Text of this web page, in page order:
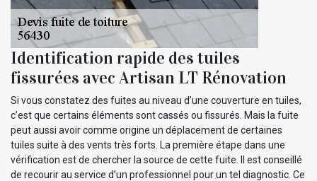
Identification rapide des tuiles
fissurées avec Artisan LT Rénovation
Si vous constatez des fuites au niveau d’une couverture en tuiles,
c’est que certains éléments sont cassés ou fissurés. Mais la fuite
peut aussi avoir comme origine un déplacement de certaines
tuiles suite à des vents très forts. La première étape dans une
vérification est de chercher la source de cette fuite. Il est conseillé
de recourir au service d’un professionnel pour un tel diagnostic. Ce